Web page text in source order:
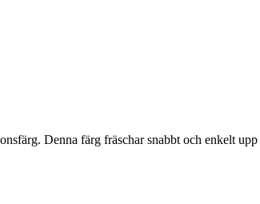
Denna färg fräschar snabbt och enkelt